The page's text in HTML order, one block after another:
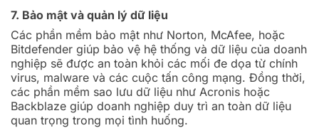
7. Bảo mật và quản lý dữ liệu
Các phần mềm bảo mật như Norton, McAfee, hoặc
Bitdefender giúp bảo vệ hệ thống và dữ liệu của doanh
nghiệp sẽ được an toàn khỏi các mối đe dọa từ chính
virus, malware và các cuộc tấn công mạng. Đồng thời,
các phần mềm sao lưu dữ liệu như Acronis hoặc
Backblaze giúp doanh nghiệp duy trì an toàn dữ liệu
quan trọng trong mọi tình huống.